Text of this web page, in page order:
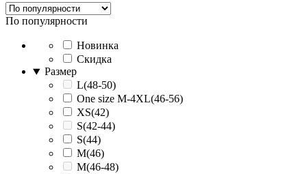
По популярности
Новинка
Скидка
Размер
L(48-50)
One size M-4XL(46-56)
XS(42)
S(42-44)
S(44)
M(46)
M(46-48)